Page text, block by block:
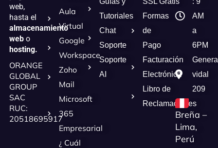
web,
hasta el
almacenamiento
webo
hosting.
ORANGE
GLOBAL
GROUP
SAC
RUC:
20518695917
Aula
Virtual
Google
Workspace
Zoho
Mail
Microsoft
365
Empresarial
¿ Cuál
Tutoriales
Chat
Soporte
Soporte
AI
Formas
de
Pago
Facturación
Electrónica
Libro de
Reclamaciones
AM
a
6PM
vidal
209
Breña –
Lima,
Perú